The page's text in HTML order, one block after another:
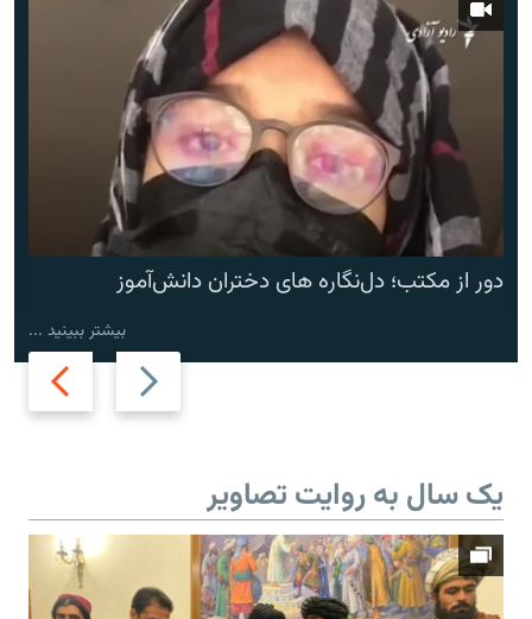
Previous
slide
Next
slide
دور از مکتب؛ دل‌نگاره های دختران دانش‌آموز
بیشتر ببینید ...
یک سال به روایت تصاویر